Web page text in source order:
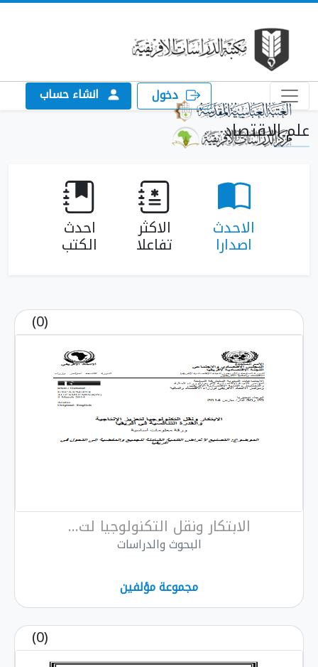
دخول انشاء حساب
الاكثر احدث
الكتب
الابتكار ونقل التكنولوجيا لت...
البحوث والدراسات
مجموعة مؤلفين